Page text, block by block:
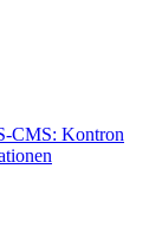
CMS: Kontron